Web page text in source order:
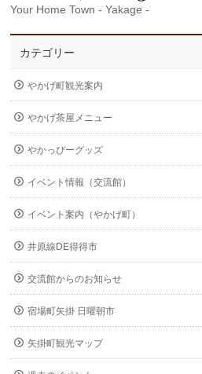
Your Home Town - Yakage -
カテゴリー
やかげ町観光案内
やかげ茶屋メニュー
やかっぴーグッズ
イベント情報（交流館）
イベント案内（やかげ町）
井原線DE得得市
交流館からのお知らせ
宿場町矢掛 日曜朝市
矢掛町観光マップ